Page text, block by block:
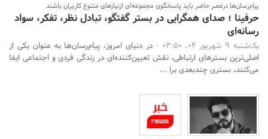
پیام‌رسان‌ها درعصر حاضر باید پاسخگوی مجموعه‌ای ازنیازهای متنوع کاربران باشند
حرفینا ؛ صدای همگرایی در بستر گفتگو، تبادل نظر، تفکر، سواد
رسانه‌ای
یک‌شنبه 9 شهریور 04، 03:50 -
در دنیای امروز، پیام‌رسان‌ها به عنوان یکی از
اصلی‌ترین بسترهای ارتباطی، نقش تعیین‌کننده‌ای در زندگی فردی و اجتماعی ایفا
می‌کنند، بستری چندبعدی برا ...